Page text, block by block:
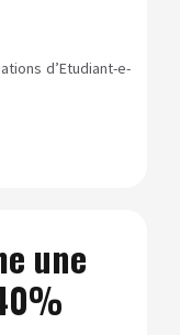
d’Etudiant-e-
une